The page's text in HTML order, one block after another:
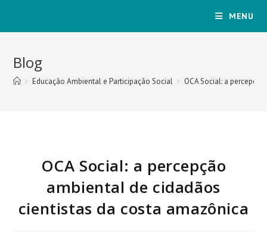
MENU
Blog
> Educação Ambiental e Participação Social > OCA Social: a
OCA Social: a percepção
ambiental de cidadãos
cientistas da costa amazônica